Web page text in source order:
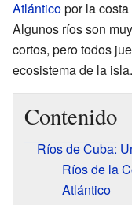
Atlánticopor la
Algunos ríos son
cortos, pero todos
ecosistema de la isla.
Contenido
Ríos de Cuba:
Ríos de la
Atlántico